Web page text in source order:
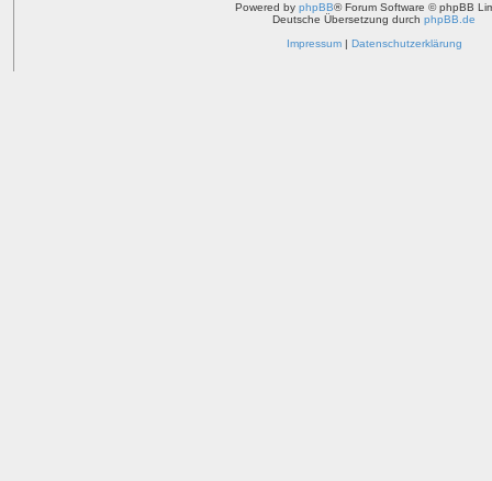
Powered by phpBB® Forum Software © phpBB
Deutsche Übersetzung durch phpBB.de
Impressum| Datenschutzerklärung